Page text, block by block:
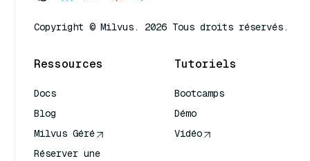
Copyright © Milvus. 2026 Tous droits réservés.
Ressources
Docs
Blog
Milvus Géré
Réserver une
Tutoriels
Bootcamps
Démo
Vidéo